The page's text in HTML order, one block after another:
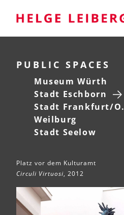
PUBLIC SPACES
Museum Würth
Stadt Eschborn
Stadt Frankfurt/O.
Weilburg
Stadt Seelow
Platz vor dem Kulturamt
Circuli Virtuosi, 2012